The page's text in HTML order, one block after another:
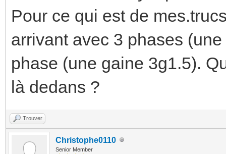
Pour ce qui est de
arrivant avec 3 phases
phase (une gaine 3g1.5).
là dedans ?
Trouver
Christophe0110
Senior Member